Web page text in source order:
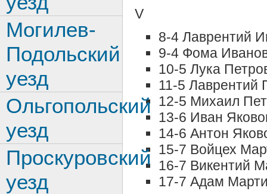
V
8-4 Лаврентий
9-4 Фома
10-5 Лука
11-5 Лаврентий
12-5 Михаил
13-6 Иван
14-6 Антон
15-7 Войцех
16-7 Викентий
17-7 Адам
Могилев-
Подольский
уезд
Ольгопольский
уезд
Проскуровский
уезд